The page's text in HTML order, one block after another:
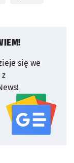
się we
z
serwisu